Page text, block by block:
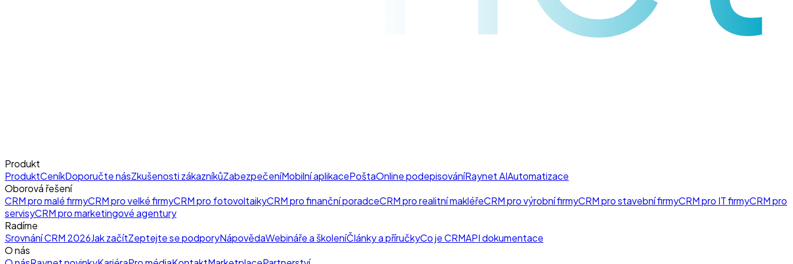
Produkt
ProduktCeníkDoporučte násZkušenosti zákazníkůZabezpečeníMobilní aplikacePoštaOnline podepisováníRaynet AIAutomatizace
Oborová řešení
CRM pro malé firmyCRM pro velké firmyCRM pro fotovoltaikyCRM pro finanční poradceCRM pro realitní makléřeCRM pro výrobní firmyCRM pro stavební firmyCRM pro IT firmyCRM pro
servisyCRM pro marketingové agentury
Radíme
Srovnání CRM 2026Jak začítZeptejte se podporyNápovědaWebináře a školeníČlánky a příručkyCo je CRMAPI dokumentace
O nás